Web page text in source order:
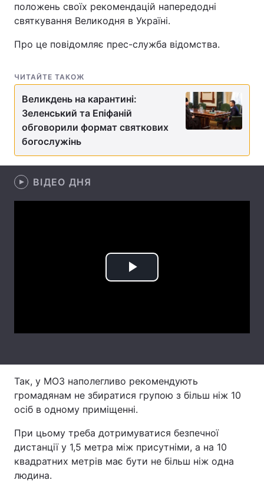
Головна Війна
Спорт Наука
Техно і зв'язок
Зброя
Цікавинки
Статті
Послуги
положень своїх рекомендацій напередодні
святкування Великодня в Україні.
Про це повідомляє прес-служба відомства.
ЧИТАЙТЕ ТАКОЖ
Великдень на карантині:
Зеленський та Епіфаній
обговорили формат святкових
богослужінь
ВІДЕО ДНЯ
Play
Так, у МОЗ наполегливо рекомендують
громадянам не збиратися групою з більш ніж 10
осіб в одному приміщенні.
При цьому треба дотримуватися безпечної
дистанції у 1,5 метра між присутніми, а на 10
квадратних метрів має бути не більш ніж одна
людина.